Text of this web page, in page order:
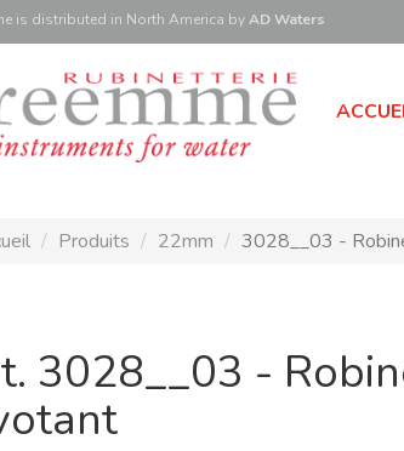
is distributed in North America byAD Waters
Produits 22mm 3028__03 -
3028__03 -